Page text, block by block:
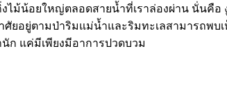
ม้น้อยใหญ่ตลอดสายน้ำที่เราล่องผ่าน นั่นคือ
ศัยอยู่ตามป่าริมแม่น้ำและริมทะเลสามารถพ
ก แค่มีเพียงมีอาการปวดบวม